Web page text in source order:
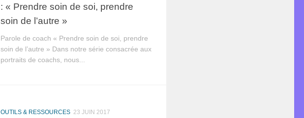
: « Prendre soin de soi, prendre
soin de l’autre »
Parole de coach « Prendre soin de soi, prendre
soin de l’autre » Dans notre série consacrée aux
portraits de coachs, nous...
OUTILS & RESSOURCES 23 JUIN 2017